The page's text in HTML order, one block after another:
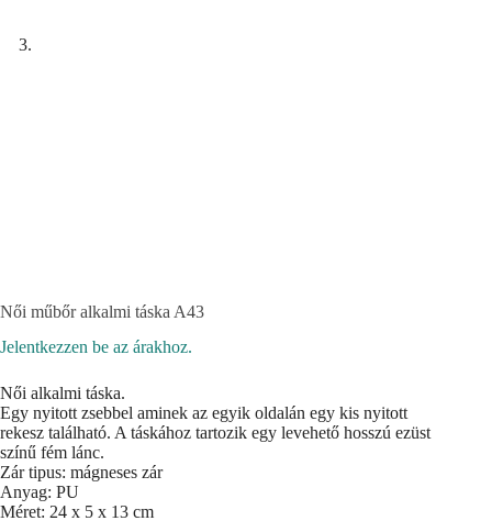
Női műbőr alkalmi táska A43
Jelentkezzen be az árakhoz.
Női alkalmi táska.
Egy nyitott zsebbel aminek az egyik oldalán egy kis nyitott
rekesz található. A táskához tartozik egy levehető hosszú ezüst
színű fém lánc.
Zár tipus: mágneses zár
Anyag: PU
Méret: 24 x 5 x 13 cm